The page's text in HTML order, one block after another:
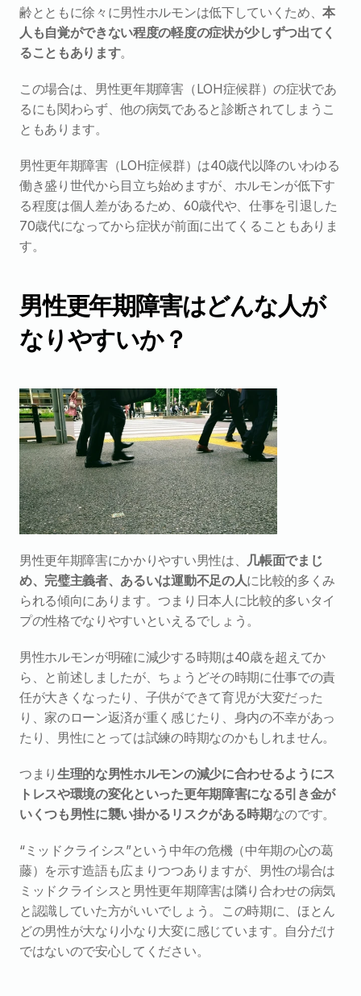
齢とともに徐々に男性ホルモンは低下していくため、本
人も自覚ができない程度の軽度の症状が少しずつ出てく
ることもあります。
この場合は、男性更年期障害（LOH症候群）の症状であ
るにも関わらず、他の病気であると診断されてしまうこ
ともあります。
男性更年期障害（LOH症候群）は40歳代以降のいわゆる
働き盛り世代から目立ち始めますが、ホルモンが低下す
る程度は個人差があるため、60歳代や、仕事を引退した
70歳代になってから症状が前面に出てくることもありま
す。
男性更年期障害はどんな人が
なりやすいか？
男性更年期障害にかかりやすい男性は、
几帳面でまじ
め、完璧主義者、あるいは運動不足の人に比較的多くみ
られる傾向にあります。つまり日本人に比較的多いタイ
プの性格でなりやすいといえるでしょう。
男性ホルモンが明確に減少する時期は40歳を超えてか
ら、と前述しましたが、ちょうどその時期に仕事での責
任が大きくなったり、子供ができて育児が大変だった
り、家のローン返済が重く感じたり、身内の不幸があっ
たり、男性にとっては試練の時期なのかもしれません。
つまり生理的な男性ホルモンの減少に合わせるようにス
トレスや環境の変化といった更年期障害になる引き金が
いくつも男性に襲い掛かるリスクがある時期なのです。
“ミッドクライシス”という中年の危機（中年期の心の葛
藤）を示す造語も広まりつつありますが、男性の場合は
ミッドクライシスと男性更年期障害は隣り合わせの病気
と認識していた方がいいでしょう。この時期に、ほとん
どの男性が大なり小なり大変に感じています。自分だけ
ではないので安心してください。